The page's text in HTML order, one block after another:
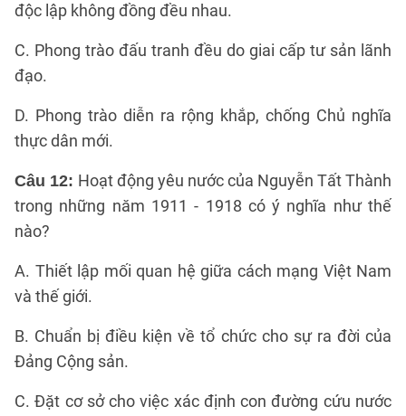
độc lập không đồng đều nhau.
C. Phong trào đấu tranh đều do giai cấp tư sản lãnh
đạo.
D. Phong trào diễn ra rộng khắp, chống Chủ nghĩa
thực dân mới.
Câu 12: Hoạt động yêu nước của Nguyễn Tất Thành
trong những năm 1911 - 1918 có ý nghĩa như thế
nào?
A. Thiết lập mối quan hệ giữa cách mạng Việt Nam
và thế giới.
B. Chuẩn bị điều kiện về tổ chức cho sự ra đời của
Đảng Cộng sản.
C. Đặt cơ sở cho việc xác định con đường cứu nước